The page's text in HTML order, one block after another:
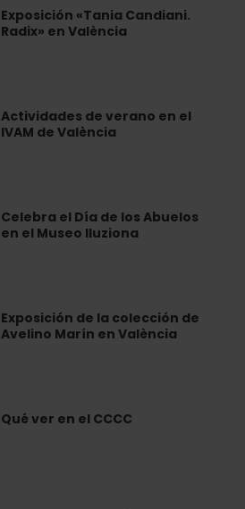
Exposición «Tania Candiani.
Radix» en València
Actividades de verano en el
IVAM de València
Celebra el Día de los Abuelos
en el Museo Iluziona
Exposición de la colección de
Avelino Marín en València
Qué ver en el CCCC